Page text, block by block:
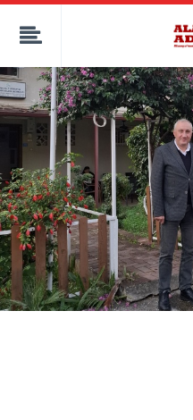
kaçak bahis
deneme bonusu
canlı bahis siteleri
deneme bonusu veren siteler
bahis siteleri
porno izle